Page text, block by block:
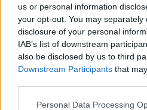
us or personal information
your opt-out. You may
disclosure of your personal
IAB’s list of downstream
also be disclosed by us to third
Downstream Participants that
Please note that this website/app
Personal Data Processing
πεζοπορίες σου εδώ.